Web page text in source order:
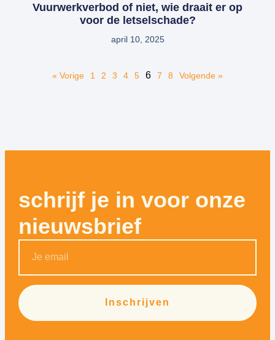
Vuurwerkverbod of niet, wie draait er op
voor de letselschade?
april 10, 2025
« Vorige 1 2 3 4 5 6 7 8 Volgende »
schrijf je in voor onze
nieuwsbrief
Inschrijven